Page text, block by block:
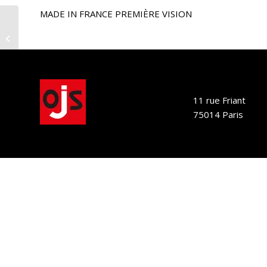
MADE IN FRANCE PREMIÈRE VISION
11 rue Friant
75014 Paris